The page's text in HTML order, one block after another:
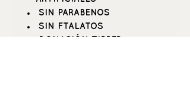
SIN PARABENOS
SIN FTALATOS